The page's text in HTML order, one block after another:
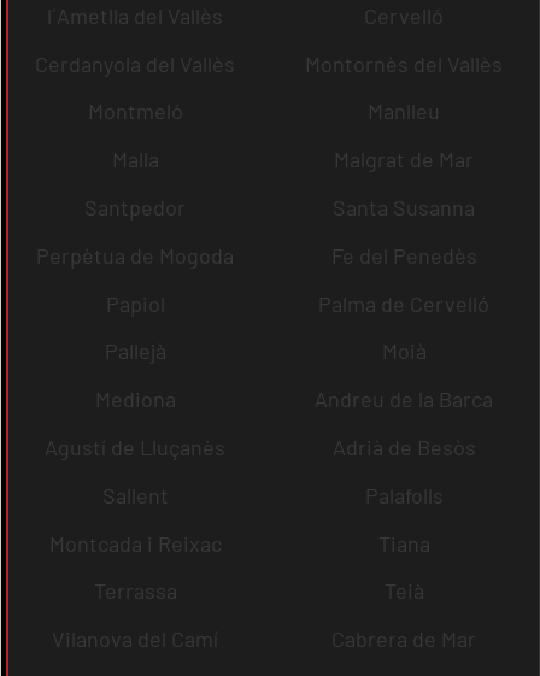
l´Ametlla del Vallès
Cervelló
Cerdanyola del Vallès
Montornès del Vallès
Montmeló
Manlleu
Malla
Malgrat de Mar
Santpedor
Santa Susanna
Perpètua de Mogoda
Fe del Penedès
Papiol
Palma de Cervelló
Pallejà
Moià
Mediona
Andreu de la Barca
Agustí de Lluçanès
Adrià de Besòs
Sallent
Palafolls
Montcada i Reixac
Tiana
Terrassa
Teià
Vilanova del Camí
Cabrera de Mar